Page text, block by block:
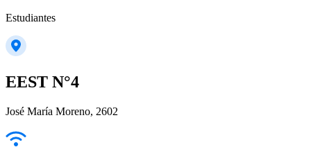
Estudiantes
EEST N°4
José María Moreno, 2602